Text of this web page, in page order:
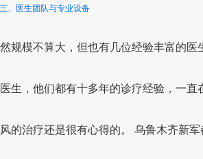
三、医生团队与专业设备
规模不算大，但也有几位经验丰富的医
生，他们都有十多年的诊疗经验，一直
的治疗还是很有心得的。 乌鲁木齐新军